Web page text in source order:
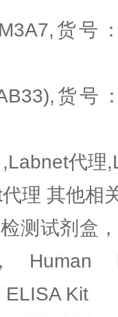
货号
货号
代理
理 其他相
测试剂盒
Kit